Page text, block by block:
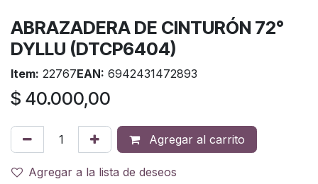
ABRAZADERA DE CINTURÓN 72°
DYLLU (DTCP6404)
Item: 22767EAN: 6942431472893
$ 40.000,00
Agregar al carrito
Agregar a la lista de deseos